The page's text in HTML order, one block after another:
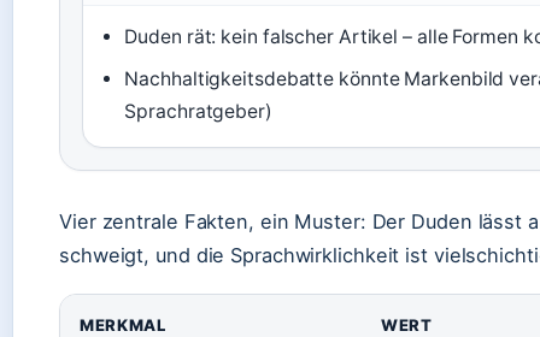
Duden rät: kein falscher Artikel – alle Formen
Nachhaltigkeitsdebatte könnte Markenbild
Sprachratgeber)
Vier zentrale Fakten, ein Muster: Der Duden lässt
schweigt, und die Sprachwirklichkeit ist
MERKMAL WERT